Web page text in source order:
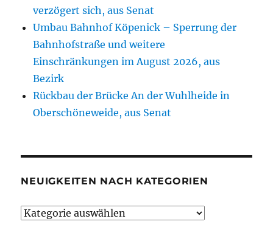
verzögert sich, aus Senat
Umbau Bahnhof Köpenick – Sperrung der
Bahnhofstraße und weitere
Einschränkungen im August 2026, aus
Bezirk
Rückbau der Brücke An der Wuhlheide in
Oberschöneweide, aus Senat
NEUIGKEITEN NACH KATEGORIEN
Neuigkeiten